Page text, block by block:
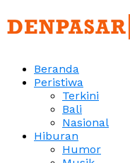
Beranda
Peristiwa
Terkini
Bali
Nasional
Hiburan
Humor